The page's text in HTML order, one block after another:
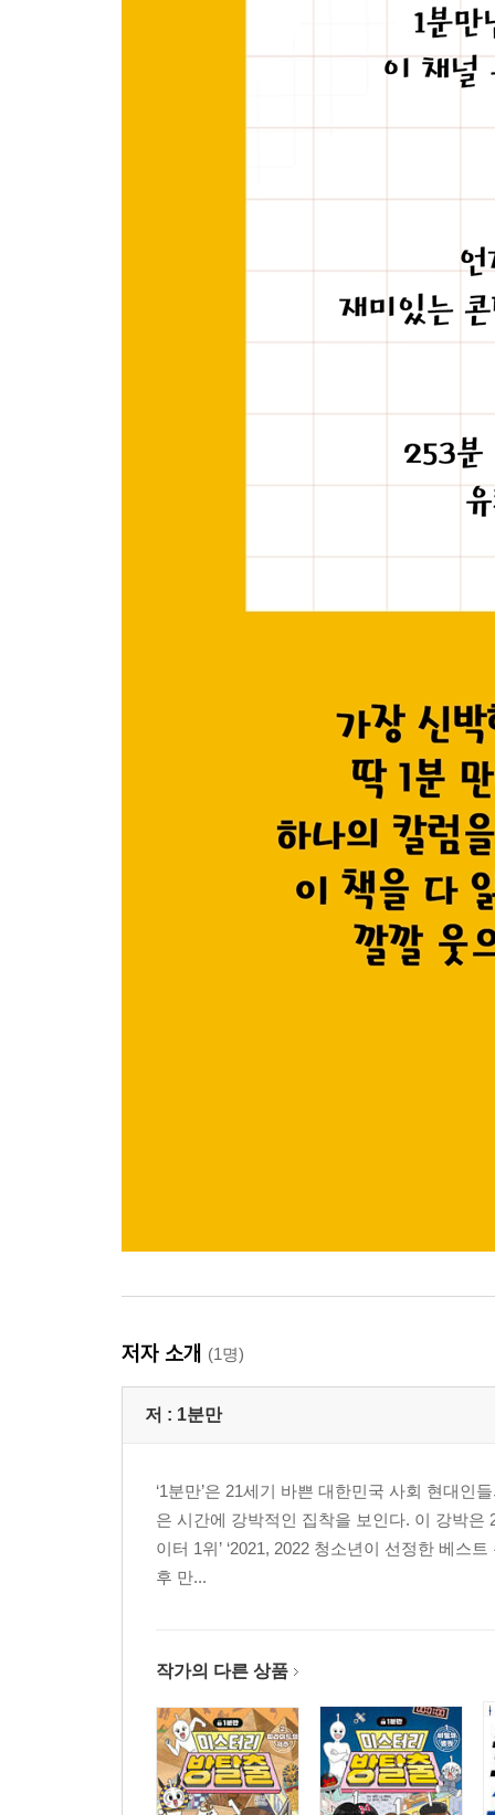
저자 소개 (1명)
저 : 1분만
‘1분만’은 21세기 바쁜 대한민국 사회 현대
은 시간에 강박적인 집착을 보인다. 이 강박은
이터 1위’ ‘2021, 2022 청소년이 선정한 베스
후 만...
작가의 다른 상품